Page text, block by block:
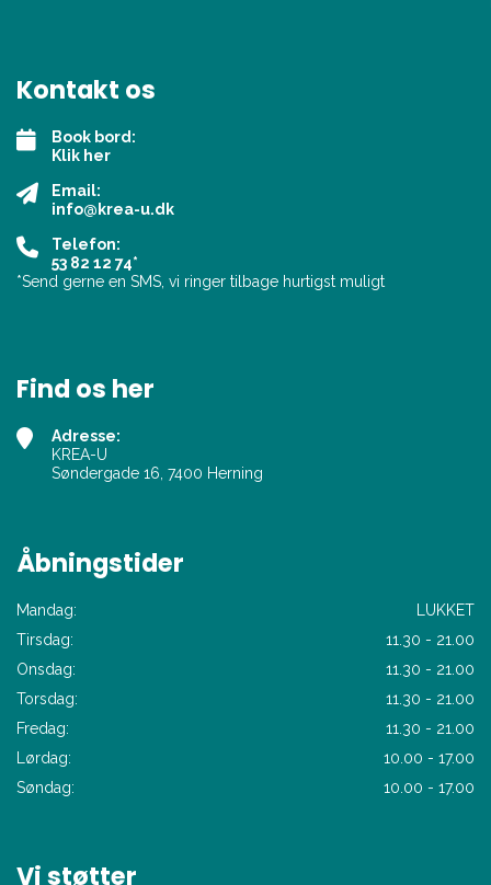
Kontakt os
Book bord:
Klik her
Email:
info@krea-u.dk
Telefon:
53 82 12 74*
*Send gerne en SMS, vi ringer tilbage hurtigst muligt
Find os her
Adresse:
KREA-U
Søndergade 16, 7400 Herning
Åbningstider
Mandag:
LUKKET
Tirsdag:
11.30 - 21.00
Onsdag:
11.30 - 21.00
Torsdag:
11.30 - 21.00
Fredag:
11.30 - 21.00
Lørdag:
10.00 - 17.00
Søndag:
10.00 - 17.00
Vi støtter